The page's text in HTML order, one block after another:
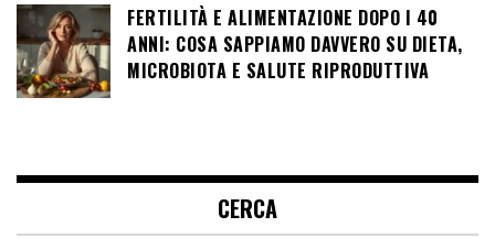
FERTILITÀ E ALIMENTAZIONE DOPO I 40
ANNI: COSA SAPPIAMO DAVVERO SU DIETA,
MICROBIOTA E SALUTE RIPRODUTTIVA
CERCA